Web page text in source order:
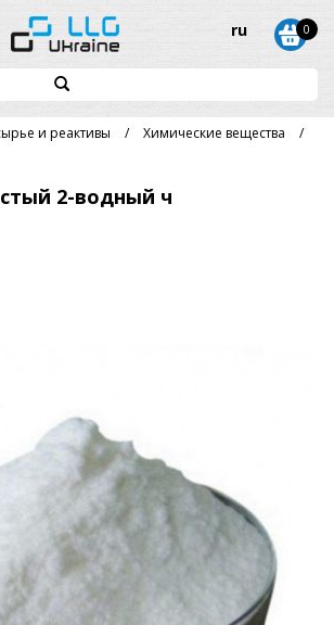
ru 0
и реактивы Химические вещества
2-водный ч